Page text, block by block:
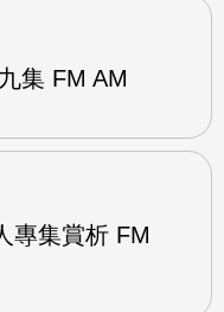
集 FM AM
專集賞析 FM